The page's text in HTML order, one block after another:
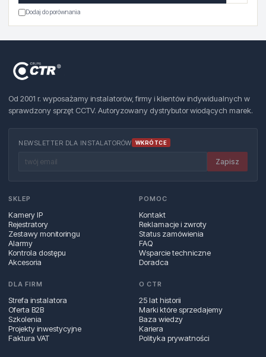
Dodaj do porównania
Od 2001 r. wyposażamy instalatorów, firmy i klientów indywidualnych w
sprawdzony sprzęt CCTV. Autoryzowany dystrybutor wiodących marek.
NEWSLETTER DLA INSTALATORÓW WKRÓTCE
Zapisz
SKLEP
Kamery IP
Rejestratory
Zestawy monitoringu
Alarmy
Kontrola dostępu
Akcesoria
POMOC
Kontakt
Reklamacje i zwroty
Status zamówienia
FAQ
Wsparcie techniczne
Doradca
DLA FIRM
Strefa instalatora
Oferta B2B
Szkolenia
Projekty inwestycyjne
Faktura VAT
O CTR
25 lat historii
Marki które sprzedajemy
Baza wiedzy
Kariera
Polityka prywatności